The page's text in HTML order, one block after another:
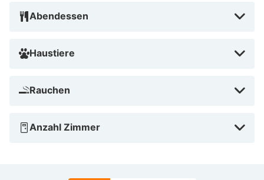
Abendessen
Haustiere
Rauchen
Anzahl Zimmer